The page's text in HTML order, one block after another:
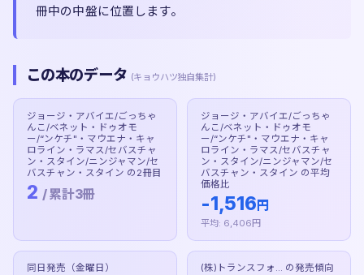
冊中の中盤に位置します。
この本のデータ (キョウハツ独自集計)
ジョージ・アバイエ/ごっちゃ
んこ/ベネット・ドゥオモ
ー/“ンケチ"・マウエナ・キャ
ロライン・ラマス/セバスチャ
ン・スタイン/ニンジャマン/セ
バスチャン・スタイン の2冊目
2 / 累計3冊
ジョージ・アバイエ/ごっちゃ
んこ/ベネット・ドゥオモ
ー/“ンケチ"・マウエナ・キャ
ロライン・ラマス/セバスチャ
ン・スタイン/ニンジャマン/セ
バスチャン・スタイン の平均
価格比
-1,516 円
平均: 6,406円
同日発売（金曜日） (株)トランスフォ... の発売傾向